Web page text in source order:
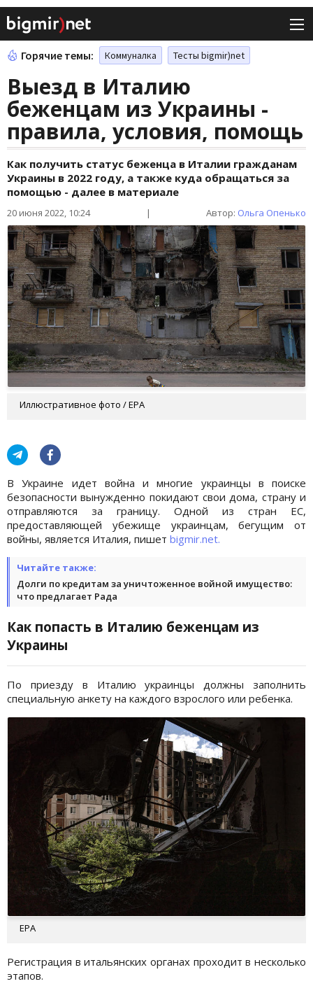
Горячие темы: Коммуналка Тесты bigmir)net
Выезд в Италию
беженцам из Украины -
правила, условия, помощь
Как получить статус беженца в Италии гражданам
Украины в 2022 году, а также куда обращаться за
помощью - далее в материале
20 июня 2022, 10:24 | Автор: Ольга Опенько
Иллюстративное фото / EPA
В Украине идет война и многие украинцы в поиске
безопасности вынужденно покидают свои дома, страну и
отправляются за границу. Одной из стран ЕС,
предоставляющей убежище украинцам, бегущим от
войны, является Италия, пишет bigmir.net.
Читайте также:
Долги по кредитам за уничтоженное войной имущество:
что предлагает Рада
Как попасть в Италию беженцам из
Украины
По приезду в Италию украинцы должны заполнить
специальную анкету на каждого взрослого или ребенка.
EPA
Регистрация в итальянских органах проходит в несколько
этапов.